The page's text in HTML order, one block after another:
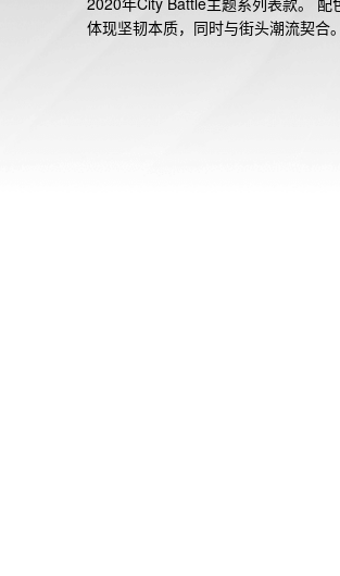
体现坚韧本质，同时与街头潮流契合。